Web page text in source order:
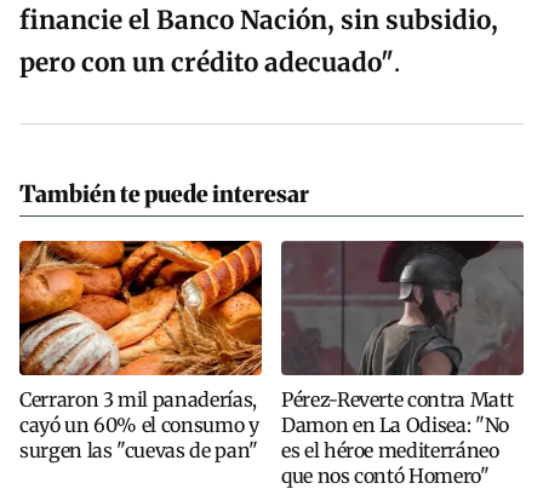
financie el Banco Nación, sin subsidio,
perocon un crédito adecuado".
También te puede interesar
Cerraron 3 mil panaderías,
cayó un 60% el consumo y
surgen las "cuevas de pan"
Pérez-Reverte contra Matt
Damon en La Odisea: "No
es el héroe mediterráneo
que nos contó Homero"